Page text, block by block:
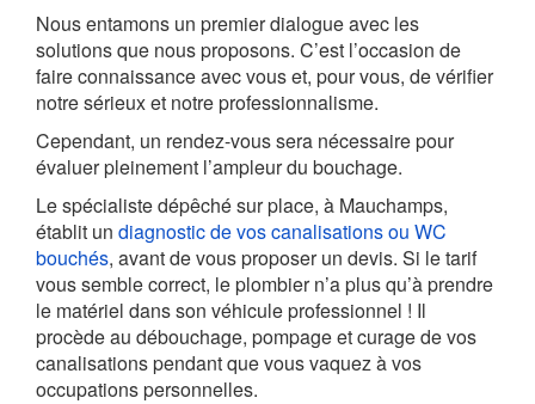
Nous entamons un premier dialogue avec les
solutions que nous proposons. C’est l’occasion de
faire connaissance avec vous et, pour vous, de vérifier
notre sérieux et notre professionnalisme.
Cependant, un rendez-vous sera nécessaire pour
évaluer pleinement l’ampleur du bouchage.
Le spécialiste dépêché sur place, à Mauchamps,
établit un diagnostic de vos canalisations ou WC
bouchés, avant de vous proposer un devis. Si le tarif
vous semble correct, le plombier n’a plus qu’à prendre
le matériel dans son véhicule professionnel ! Il
procède au débouchage, pompage et curage de vos
canalisations pendant que vous vaquez à vos
occupations personnelles.